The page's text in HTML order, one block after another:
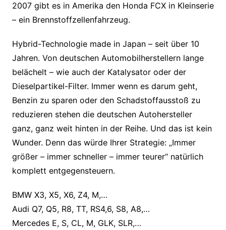
2007 gibt es in Amerika den Honda FCX in Kleinserie
– ein Brennstoffzellenfahrzeug.
Hybrid-Technologie made in Japan – seit über 10
Jahren. Von deutschen Automobilherstellern lange
belächelt – wie auch der Katalysator oder der
Dieselpartikel-Filter. Immer wenn es darum geht,
Benzin zu sparen oder den Schadstoffausstoß zu
reduzieren stehen die deutschen Autohersteller
ganz, ganz weit hinten in der Reihe. Und das ist kein
Wunder. Denn das würde Ihrer Strategie: „Immer
größer – immer schneller – immer teurer“ natürlich
komplett entgegensteuern.
BMW X3, X5, X6, Z4, M,…
Audi Q7, Q5, R8, TT, RS4,6, S8, A8,…
Mercedes E, S, CL, M, GLK, SLR,…